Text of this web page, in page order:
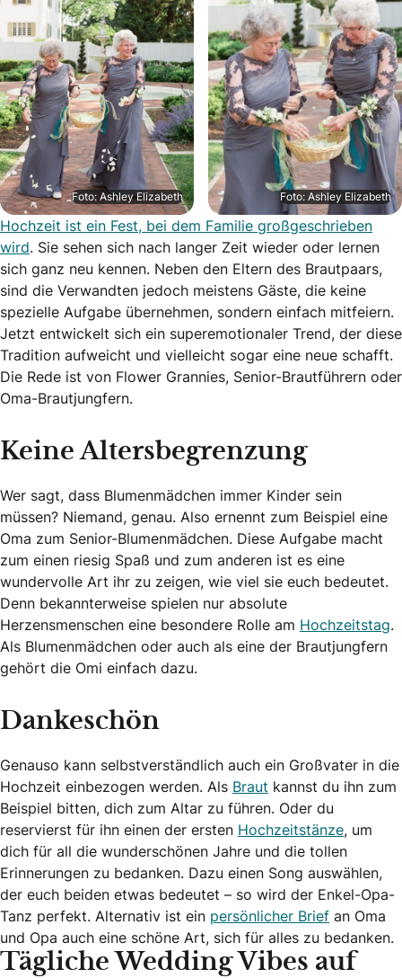
Foto: Ashley Elizabeth Foto: Ashley Elizabeth
Hochzeit ist ein Fest, bei dem Familie großgeschrieben
wird. Sie sehen sich nach langer Zeit wieder oder lernen
sich ganz neu kennen. Neben den Eltern des Brautpaars,
sind die Verwandten jedoch meistens Gäste, die keine
spezielle Aufgabe übernehmen, sondern einfach mitfeiern.
Jetzt entwickelt sich ein superemotionaler Trend, der diese
Tradition aufweicht und vielleicht sogar eine neue schafft.
Die Rede ist von Flower Grannies, Senior-Brautführern oder
Oma-Brautjungfern.
Keine Altersbegrenzung
Wer sagt, dass Blumenmädchen immer Kinder sein
müssen? Niemand, genau. Also ernennt zum Beispiel eine
Oma zum Senior-Blumenmädchen. Diese Aufgabe macht
zum einen riesig Spaß und zum anderen ist es eine
wundervolle Art ihr zu zeigen, wie viel sie euch bedeutet.
Denn bekannterweise spielen nur absolute
Herzensmenschen eine besondere Rolle am Hochzeitstag.
Als Blumenmädchen oder auch als eine der Brautjungfern
gehört die Omi einfach dazu.
Dankeschön
Genauso kann selbstverständlich auch ein Großvater in die
Hochzeit einbezogen werden. Als Braut kannst du ihn zum
Beispiel bitten, dich zum Altar zu führen. Oder du
reservierst für ihn einen der ersten Hochzeitstänze, um
dich für all die wunderschönen Jahre und die tollen
Erinnerungen zu bedanken. Dazu einen Song auswählen,
der euch beiden etwas bedeutet – so wird der Enkel-Opa-
Tanz perfekt. Alternativ ist ein persönlicher Brief an Oma
und Opa auch eine schöne Art, sich für alles zu bedanken.
Tägliche Wedding Vibes auf